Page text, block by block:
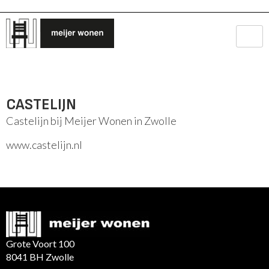
CASTELIJN
Castelijn bij Meijer Wonen in Zwolle
www.castelijn.nl
Grote Voort 100
8041 BH Zwolle